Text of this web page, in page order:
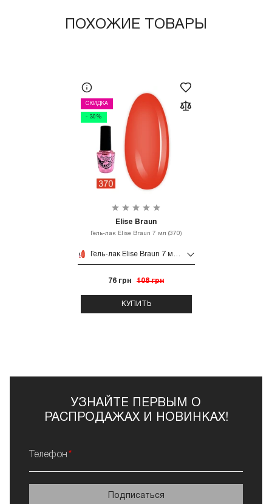
ПОХОЖИЕ ТОВАРЫ
СКИДКА
- 30%
Elise Braun
Гель-лак Elise Braun 7 мл (370)
76 грн 108 грн
КУПИТЬ
УЗНАЙТЕ ПЕРВЫМ О
РАСПРОДАЖАХ И НОВИНКАХ!
Телефон
Подписаться